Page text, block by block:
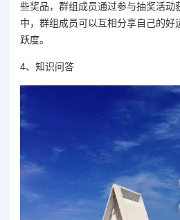
些奖品，群组成员通过参与抽奖活动
中，群组成员可以互相分享自己的好
跃度。
4、知识问答